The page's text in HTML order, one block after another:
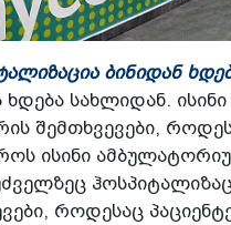
ბინიდან
სახლიდან.
შემთხვევები,
ისინი
როდესაც